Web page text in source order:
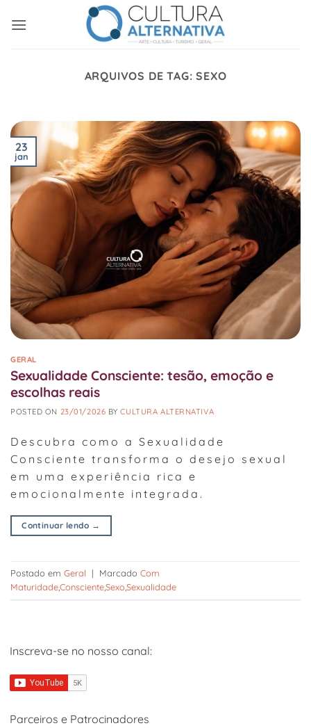
ARQUIVOS DE TAG:SEXO
23
jan
GERAL
Sexualidade Consciente: tesão, emoção e
escolhas reais
POSTED ON 23/01/2026 BYCULTURA ALTERNATIVA
Descubra como a Sexualidade
Consciente transforma o desejo sexual
em uma experiência rica e
emocionalmente integrada.
Continuar lendo →
Postado em Geral | Marcado Com
MaturidadeConscienteSexoSexualidade
Inscreva-se no nosso canal:
Parceiros e Patrocinadores